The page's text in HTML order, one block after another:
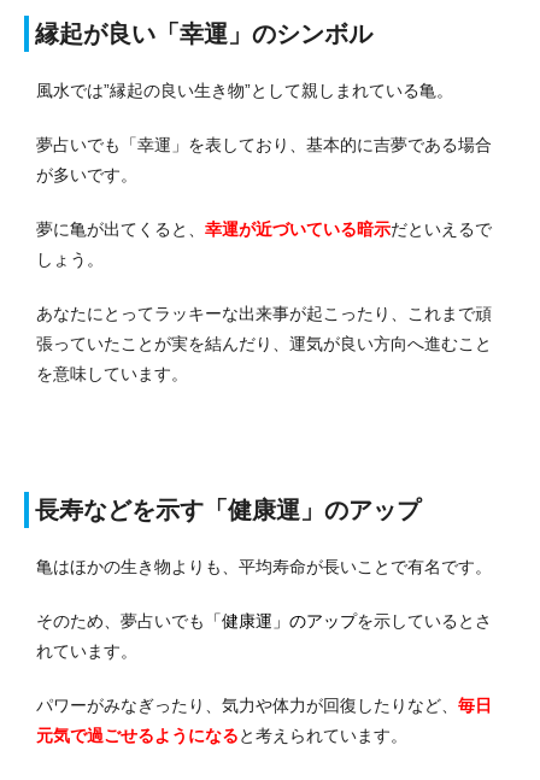
縁起が良い「幸運」のシンボル
風水では”縁起の良い生き物”として親しまれている亀。
夢占いでも「幸運」を表しており、基本的に吉夢である場合
が多いです。
夢に亀が出てくると、 幸運が近づいている暗示だといえるで
しょう。
あなたにとってラッキーな出来事が起こったり、これまで頑
張っていたことが実を結んだり、運気が良い方向へ進むこと
を意味しています。
長寿などを示す「健康運」のアップ
亀はほかの生き物よりも、平均寿命が長いことで有名です。
そのため、夢占いでも 「健康運」のアップを示しているとさ
れています。
パワーがみなぎったり、気力や体力が回復したりなど、 毎日
元気で過ごせるようになると考えられています。